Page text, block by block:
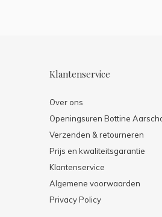
Klantenservice
Over ons
Openingsuren Bottine
Verzenden & retourneren
Prijs en kwaliteitsgarantie
Klantenservice
Algemene voorwaarden
Privacy Policy